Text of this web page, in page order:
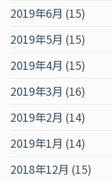
2019年6月 (15)
2019年5月 (15)
2019年4月 (15)
2019年3月 (16)
2019年2月 (14)
2019年1月 (14)
2018年12月 (15)